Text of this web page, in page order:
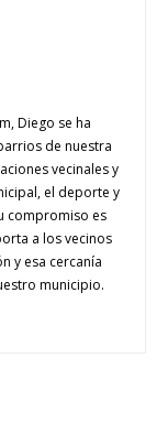
Diego se ha
de nuestra
vecinales y
el deporte y
compromiso es
a los vecinos
y esa cercanía
municipio.